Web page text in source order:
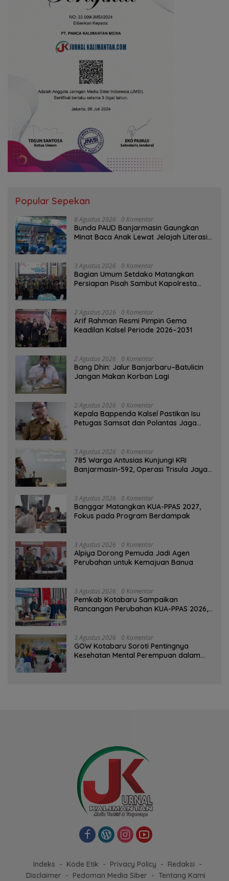
Popular Sepekan
8 Agustus 2026 0 Komentar
Bunda PAUD Banjarmasin Gaungkan
Minat Baca Anak Lewat Jelajah Literasi
3 Agustus 2026 0 Komentar
Bagian Umum Setdako Matangkan
Persiapan Pisah Sambut Kapolresta
2 Agustus 2026 0 Komentar
Arif Rahman Resmi Pimpin Gema
Keadilan Kalsel Periode 2026–2031
2 Agustus 2026 0 Komentar
Bang Dhin: Jalur Banjarbaru–Batulicin
Jangan Makan Korban Lagi
2 Agustus 2026 0 Komentar
Kepala Bappenda Kalsel Pastikan Isu
Petugas Samsat dan Polantas Jaga
3 Agustus 2026 0 Komentar
785 Warga Antusias Kunjungi KRI
Banjarmasin-592, Operasi Trisula Jaya
3 Agustus 2026 0 Komentar
‎Banggar Matangkan KUA-PPAS 2027,
Fokus pada Program Berdampak
3 Agustus 2026 0 Komentar
‎Alpiya Dorong Pemuda Jadi Agen
Perubahan untuk Kemajuan Banua ‎
3 Agustus 2026 0 Komentar
Pemkab Kotabaru Sampaikan
Rancangan Perubahan KUA-PPAS 2026,
3 Agustus 2026 0 Komentar
GOW Kotabaru Soroti Pentingnya
Kesehatan Mental Perempuan dalam
Indeks Kode Etik Privacy Policy
Redaksi
Disclaimer
Pedoman Media Siber Tentang Kami